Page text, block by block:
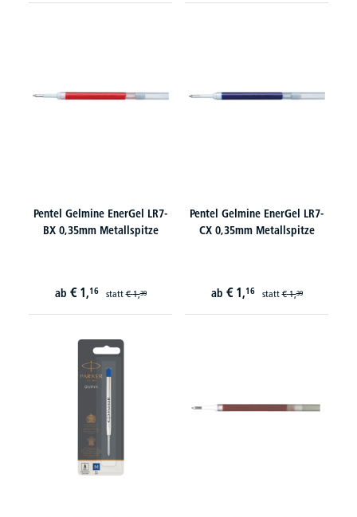
Pentel Gelmine EnerGel LR7-
BX 0,35mm Metallspitze
ab € 1,16 statt€ 1,39
Pentel Gelmine EnerGel LR7-
CX 0,35mm Metallspitze
ab € 1,16 statt€ 1,39